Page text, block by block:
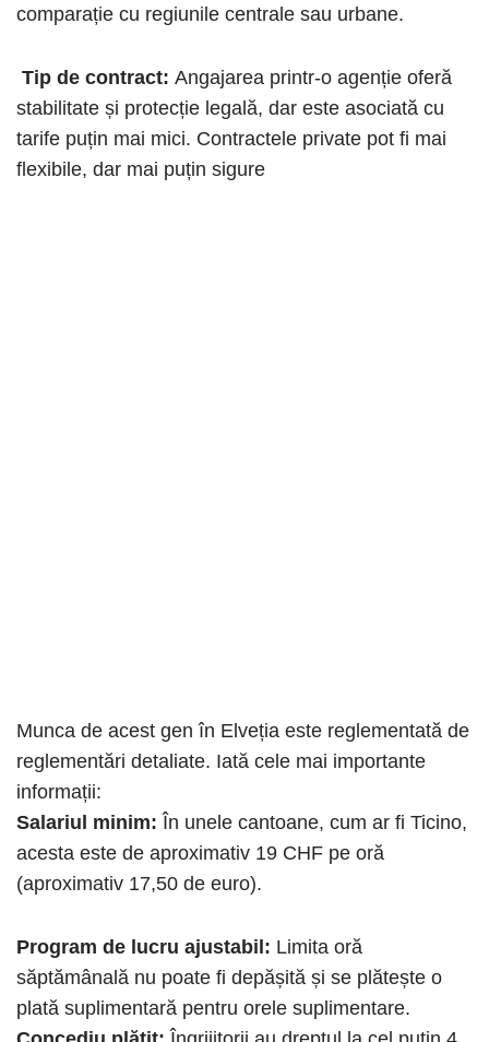
comparație cu regiunile centrale sau urbane.
Tip de contract: Angajarea printr-o agenție oferă
stabilitate și protecție legală, dar este asociată cu
tarife puțin mai mici. Contractele private pot fi mai
flexibile, dar mai puțin sigure
Munca de acest gen în Elveția este reglementată de
reglementări detaliate. Iată cele mai importante
informații:
Salariul minim: În unele cantoane, cum ar fi Ticino,
acesta este de aproximativ 19 CHF pe oră
(aproximativ 17,50 de euro).
Program de lucru ajustabil: Limita oră
săptămânală nu poate fi depășită și se plătește o
plată suplimentară pentru orele suplimentare.